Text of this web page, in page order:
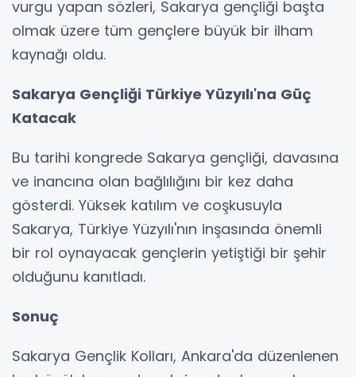
vurgu yapan sözleri, Sakarya gençliği başta
olmak üzere tüm gençlere büyük bir ilham
kaynağı oldu.
Sakarya Gençliği Türkiye Yüzyılı'na Güç
Katacak
Bu tarihi kongrede Sakarya gençliği, davasına
ve inancına olan bağlılığını bir kez daha
gösterdi. Yüksek katılım ve coşkusuyla
Sakarya, Türkiye Yüzyılı'nın inşasında önemli
bir rol oynayacak gençlerin yetiştiği bir şehir
olduğunu kanıtladı.
Sonuç
Sakarya Gençlik Kolları, Ankara'da düzenlenen